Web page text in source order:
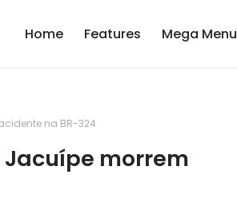
Home Features Mega Menu
na BR-324
morrem